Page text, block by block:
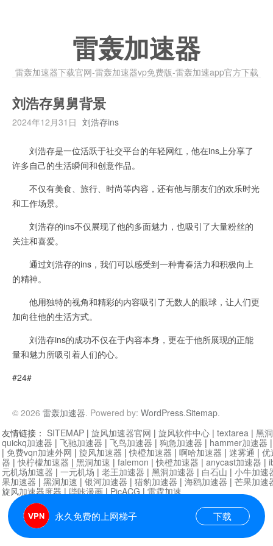
雷轰加速器
雷轰加速器下载官网-雷轰加速器vp免费版-雷轰加速app官方下载
刘浩存舅舅背景
2024年12月31日 刘浩存ins
刘浩存是一位活跃于社交平台的年轻网红，他在ins上分享了
许多自己的生活瞬间和创意作品。
不仅有美食、旅行、时尚等内容，还有他与朋友们的欢乐时光
和工作场景。
刘浩存的ins不仅展现了他的多面魅力，也吸引了大量粉丝的
关注和喜爱。
通过刘浩存的ins，我们可以感受到一种青春活力和积极向上
的精神。
他用独特的视角和精彩的内容吸引了无数人的眼球，让人们更
加向往他的生活方式。
刘浩存ins的成功不仅在于内容本身，更在于他所展现的正能
量和魅力所吸引着人们的心。
#24#
© 2026 雷轰加速器. Powered by: WordPress.Sitemap.
永久免费的上网梯子 下载
友情链接： SITEMAP | 旋风加速器官网 | 旋风软件中心 | textarea | 黑
quickq加速器 | 飞驰加速器 | 飞鸟加速器 | 狗急加速器 | hammer加速器
| 免费vqn加速外网 | 旋风加速器 |快橙加速器 | 啊哈加速器 | 迷雾通 | 优
器 |快柠檬加速器 | 黑洞加速 | falemon |快橙加速器 | anycast加速器 |
元机场加速器 | 一元机场 | 老王加速器 | 黑洞加速器 | 白石山 | 小牛加速
果加速器 | 黑洞加速 | 银河加速器 | 猎豹加速器 | 海鸥加速器 | 芒果加速
旋风加速器度器|哔咔漫画|PicACG|雷霆加速